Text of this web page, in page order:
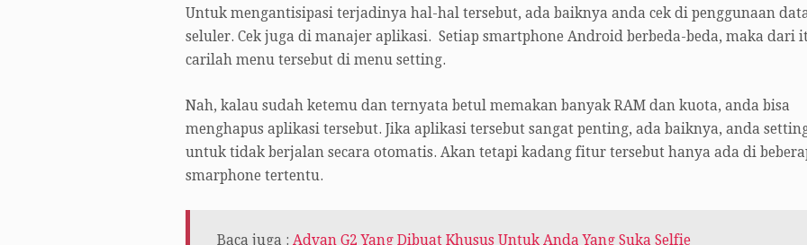
Untuk mengantisipasi terjadinya hal-hal tersebut, ada baiknya anda cek di penggunaan
seluler. Cek juga di manajer aplikasi. Setiap smartphone Android berbeda-beda, maka dari
carilah menu tersebut di menu setting.
Nah, kalau sudah ketemu dan ternyata betul memakan banyak RAM dan kuota, anda bisa
menghapus aplikasi tersebut. Jika aplikasi tersebut sangat penting, ada baiknya, anda
untuk tidak berjalan secara otomatis. Akan tetapi kadang fitur tersebut hanya ada di
smarphone tertentu.
Baca juga : Advan G2 Yang Dibuat Khusus Untuk Anda Yang Suka Selfie